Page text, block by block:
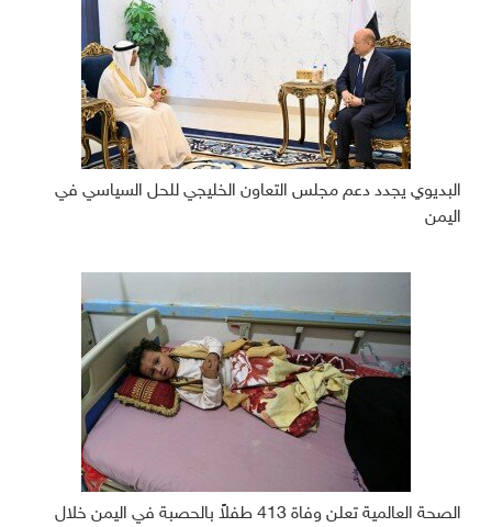
البديوي يجدد دعم مجلس التعاون الخليجي للحل السياسي في
اليمن
الصحة العالمية تعلن وفاة 413 طفلاً بالحصبة في اليمن خلال